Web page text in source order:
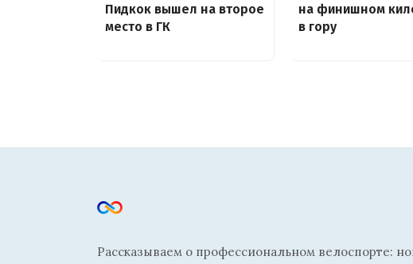
Пидкок вышел на второе
место в ГК
на финишном
в гору
Рассказываем о профессиональном велоспорте: